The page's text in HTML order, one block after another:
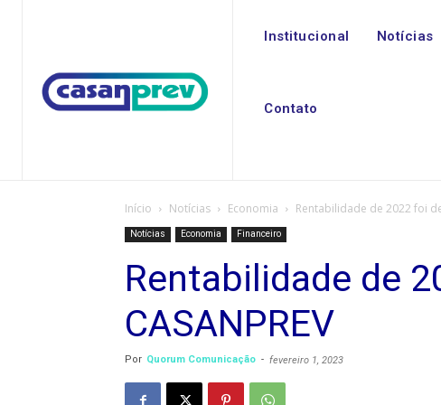
Institucional Notícias
Contato
Início Notícias Economia Rentabilidade de 2022 foi
Notícias Economia Financeiro
Rentabilidade de
CASANPREV
Por Quorum Comunicação - fevereiro 1, 2023